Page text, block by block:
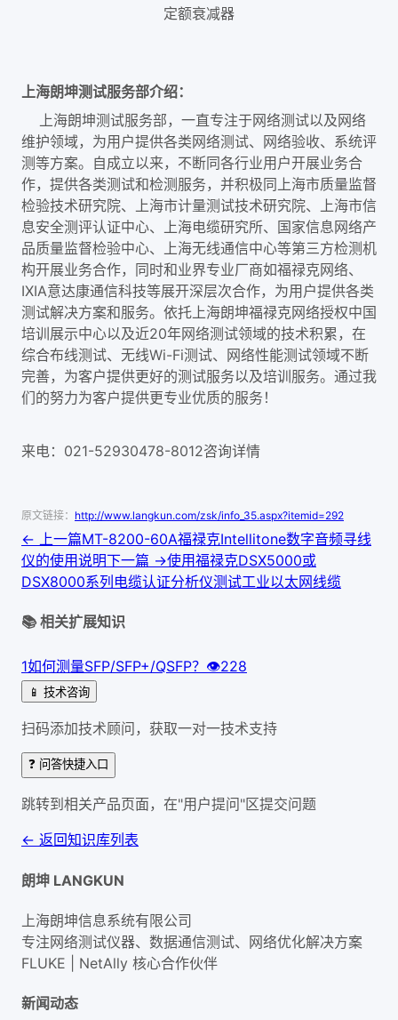
定额衰减器
上海朗坤测试服务部介绍：
上海朗坤测试服务部，一直专注于网络测试以及网络
维护领域，为用户提供各类网络测试、网络验收、系统评
测等方案。自成立以来，不断同各行业用户开展业务合
作，提供各类测试和检测服务，并积极同上海市质量监督
检验技术研究院、上海市计量测试技术研究院、上海市信
息安全测评认证中心、上海电缆研究所、国家信息网络产
品质量监督检验中心、上海无线通信中心等第三方检测机
构开展业务合作，同时和业界专业厂商如福禄克网络、
IXIA意达康通信科技等展开深层次合作，为用户提供各类
测试解决方案和服务。依托上海朗坤福禄克网络授权中国
培训展示中心以及近20年网络测试领域的技术积累，在
综合布线测试、无线Wi-Fi测试、网络性能测试领域不断
完善，为客户提供更好的测试服务以及培训服务。通过我
们的努力为客户提供更专业优质的服务！
来电：021-52930478-8012咨询详情
原文链接： http://www.langkun.com/zsk/info_35.aspx?itemid=292
← 上一篇MT-8200-60A福禄克Intellitone数字音频寻线
仪的使用说明下一篇 →使用福禄克DSX5000或
DSX8000系列电缆认证分析仪测试工业以太网线缆
📚 相关扩展知识
1如何测量SFP/SFP+/QSFP？ 👁228
📱 技术咨询
扫码添加技术顾问，获取一对一技术支持
❓ 问答快捷入口
跳转到相关产品页面，在"用户提问"区提交问题
← 返回知识库列表
朗坤 LANGKUN
上海朗坤信息系统有限公司
专注网络测试仪器、数据通信测试、网络优化解决方案
FLUKE | NetAlly 核心合作伙伴
新闻动态